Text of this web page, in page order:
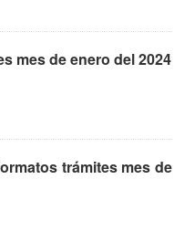
mes de enero del 2024
trámites mes de